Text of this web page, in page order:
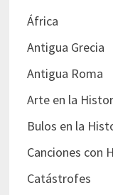
África
Antigua Grecia
Antigua Roma
Arte en la
Bulos en la
Canciones con
Catástrofes